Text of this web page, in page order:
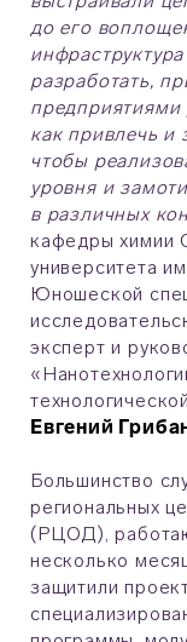
до его
разработать,
предприятиями
как привлечь и
чтобы
уровня и
в различных
кафедры химии
университета
Юношеской
эксперт и
Евгений
Большинство
региональных
(РЦОД),
несколько
защитили